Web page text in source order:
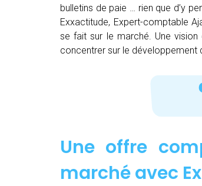
bulletins de paie … rien que d’y
Exxactitude, Expert-comptable
se fait sur le marché. Une
concentrer sur le développement
Une offre
marché avec